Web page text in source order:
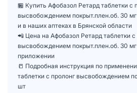
🏪 Купить Афобазол Ретард таблетки с
высвобождением покрыт.плен.об. 30
и в наших аптеках в Брянской области
📲 Цена на Афобазол Ретард таблетки с
высвобождением покрыт.плен.об. 30
приложении
📒 Подробная инструкция по
таблетки с пролонг высвобождением
шт